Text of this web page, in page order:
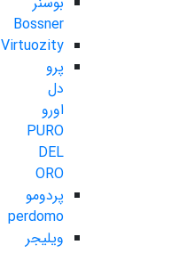
Bossner
Virtuozity
پرو
دل
اورو
PURO
DEL
ORO
پردومو
perdomo
ویلیجر